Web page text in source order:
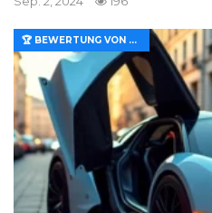
🏆 BEWERTUNG VON MERKMALEN UND WERT